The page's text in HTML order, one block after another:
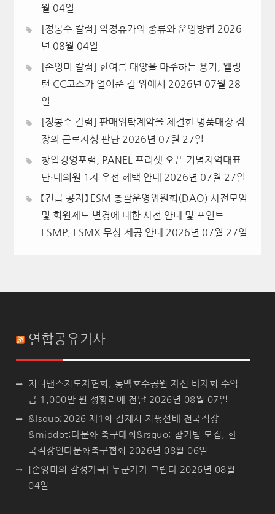
월 04일
[정봉수 칼럼] 약정휴가의 종류와 운영방법 2026
년 08월 04일
[손영미 칼럼] 한여름 태양을 마주하는 용기, 웰링
턴 CC코스가 열어준 길 위에서 2026년 07월 28
일
[정봉수 칼럼] 판매위탁계약을 체결한 명품매장 점
장의 근로자성 판단 2026년 07월 27일
창업경영포럼, PANEL 프리셋 오픈 기념지역대표
단·대의원 1차 우선 혜택 안내 2026년 07월 27일
【긴급 공지】 ESM 총괄운영위원회(DAO) 사전모임
및 회원제도 변경에 대한 사전 안내 및 포인트
ESMP, ESMX 무상 제공 안내 2026년 07월 27일
연합공유기사
지니댄스지도자협회, 동백호수공원 자선 바자회 수익
금 1,000만 원 성황리에 전달 2026년 08월 07일
&lsquo;2026 제1회 김제시 지평선배 전국직장
&middot;다문화 축구대회&rsquo; 참가팀 모집, 한
국직장인다문화축구협회 2026년 08월 06일
[손영미의 감성가곡] 누군가가 그립다 2026년 08월
04일